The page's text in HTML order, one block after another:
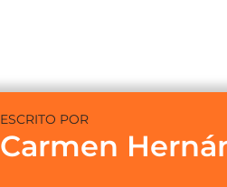
ESCRITO POR
Carmen